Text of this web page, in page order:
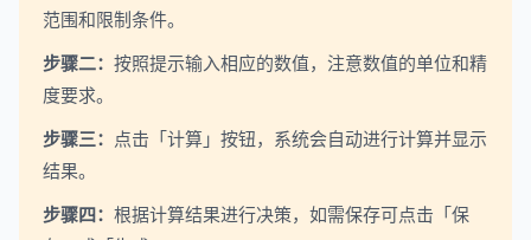
范围和限制条件。
步骤二： 按照提示输入相应的数值，注意数值的单位和精
度要求。
步骤三： 点击「计算」按钮，系统会自动进行计算并显示
结果。
步骤四： 根据计算结果进行决策，如需保存可点击「保